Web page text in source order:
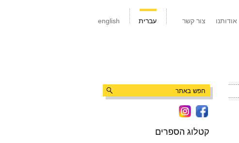
english עברית צור קשר אודותנו
קטלוג הספרים